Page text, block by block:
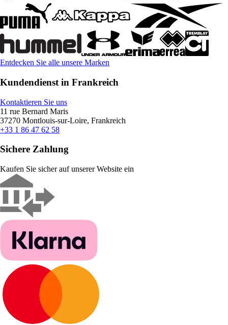
Entdecken Sie alle unsere Marken
Kundendienst in Frankreich
Kontaktieren Sie uns
11 rue Bernard Maris
37270 Montlouis-sur-Loire, Frankreich
+33 1 86 47 62 58
Sichere Zahlung
Kaufen Sie sicher auf unserer Website ein